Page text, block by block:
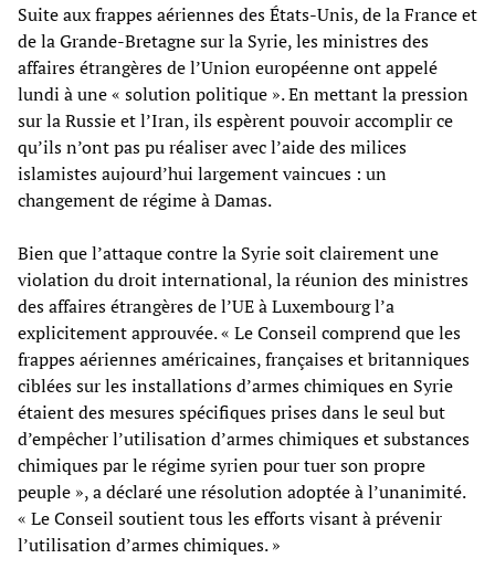
Suite aux frappes aériennes des États-Unis, de la France et
de la Grande-Bretagne sur la Syrie, les ministres des
affaires étrangères de l’Union européenne ont appelé
lundi à une « solution politique ». En mettant la pression
sur la Russie et l’Iran, ils espèrent pouvoir accomplir ce
qu’ils n’ont pas pu réaliser avec l’aide des milices
islamistes aujourd’hui largement vaincues : un
changement de régime à Damas.
Bien que l’attaque contre la Syrie soit clairement une
violation du droit international, la réunion des ministres
des affaires étrangères de l’UE à Luxembourg l’a
explicitement approuvée. « Le Conseil comprend que les
frappes aériennes américaines, françaises et britanniques
ciblées sur les installations d’armes chimiques en Syrie
étaient des mesures spécifiques prises dans le seul but
d’empêcher l’utilisation d’armes chimiques et substances
chimiques par le régime syrien pour tuer son propre
peuple », a déclaré une résolution adoptée à l’unanimité.
« Le Conseil soutient tous les efforts visant à prévenir
l’utilisation d’armes chimiques. »